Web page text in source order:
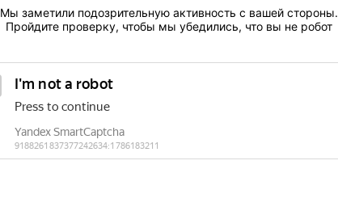
Мы заметили подозрительную активность с вашей стороны.
Пройдите проверку, чтобы мы убедились, что вы не робот